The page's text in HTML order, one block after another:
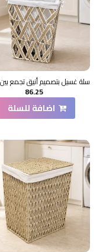
86.25
اضافة للسلة